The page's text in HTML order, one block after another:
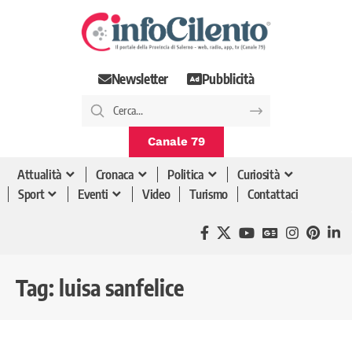
Newsletter Pubblicità
Canale 79
Attualità Cronaca Politica
Curiosità
Sport
Eventi Video Turismo Contattaci
Tag: luisa sanfelice